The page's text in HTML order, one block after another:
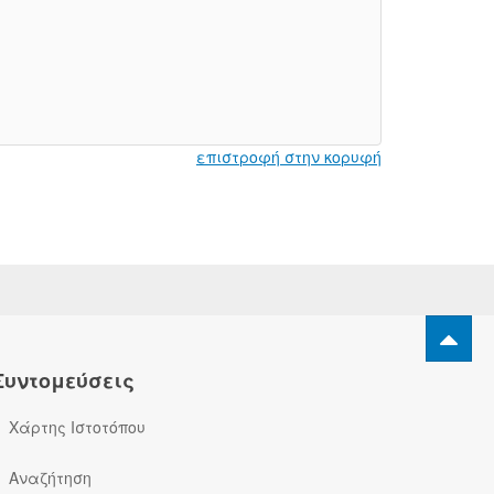
επιστροφή στην κορυφή
Χάρτης Ιστοτόπου
Αναζήτηση